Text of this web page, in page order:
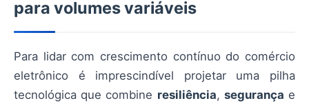
para volumes variáveis
Para lidar com crescimento contínuo do comércio
eletrônico é imprescindível projetar uma pilha
tecnológica que combine resiliência, segurança e